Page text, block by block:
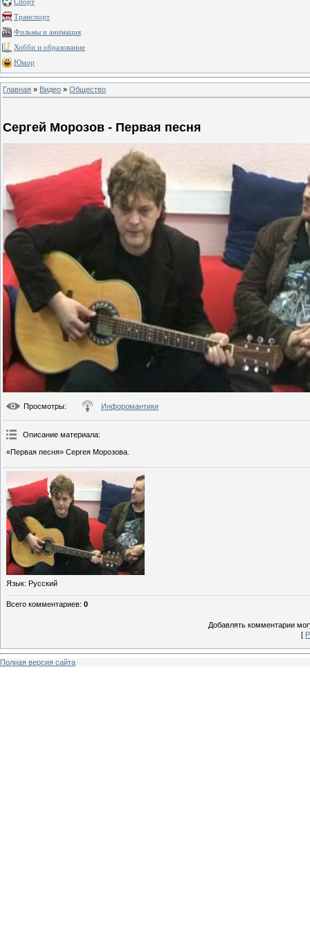
Спорт
Транспорт
Фильмы и анимация
Хобби и образование
Юмор
Главная » Видео » Общество
Сергей Морозов - Первая песня
Просмотры: Инфоромантики
Описание материала:
«Первая песня» Сергея Морозова.
Язык: Русский
Всего комментариев: 0
Добавлять комментарии
[
Полная версия сайта